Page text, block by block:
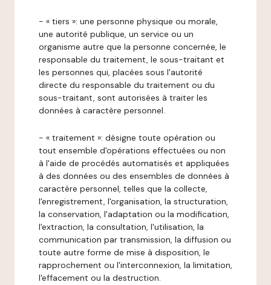
- « tiers »: une personne physique ou morale,
une autorité publique, un service ou un
organisme autre que la personne concernée, le
responsable du traitement, le sous-traitant et
les personnes qui, placées sous l'autorité
directe du responsable du traitement ou du
sous-traitant, sont autorisées à traiter les
données à caractère personnel.
- « traitement »: désigne toute opération ou
tout ensemble d'opérations effectuées ou non
à l'aide de procédés automatisés et appliquées
à des données ou des ensembles de données à
caractère personnel, telles que la collecte,
l'enregistrement, l'organisation, la structuration,
la conservation, l'adaptation ou la modification,
l'extraction, la consultation, l'utilisation, la
communication par transmission, la diffusion ou
toute autre forme de mise à disposition, le
rapprochement ou l'interconnexion, la limitation,
l'effacement ou la destruction.